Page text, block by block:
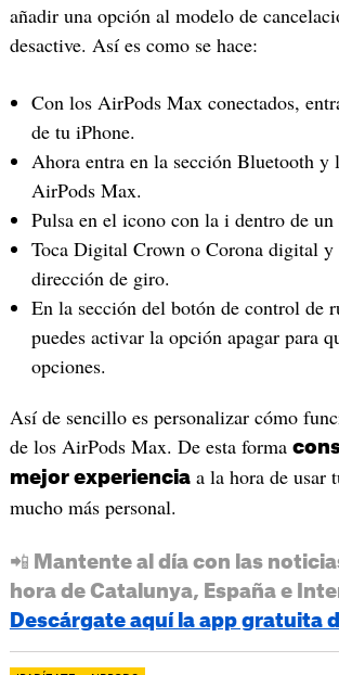
añadir una opción al modelo de
desactive. Así es como se hace:
Con los AirPods Max conectados,
de tu iPhone.
Ahora entra en la sección Bluetooth y
AirPods Max.
Pulsa en el icono con la i dentro de
Toca Digital Crown o Corona digital y
dirección de giro.
En la sección del botón de control de
puedes activar la opción apagar para
opciones.
Así de sencillo es personalizar cómo
de los AirPods Max. De esta forma
mejor experienciaa la hora de usar
mucho más personal.
📲 Mantente al día con las
hora de Catalunya, España e
Descárgate aquí la app gratuita